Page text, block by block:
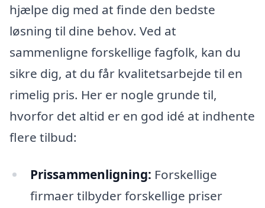
hjælpe dig med at finde den bedste
løsning til dine behov. Ved at
sammenligne forskellige fagfolk, kan du
sikre dig, at du får kvalitetsarbejde til en
rimelig pris. Her er nogle grunde til,
hvorfor det altid er en god idé at indhente
flere tilbud:
Prissammenligning: Forskellige
firmaer tilbyder forskellige priser